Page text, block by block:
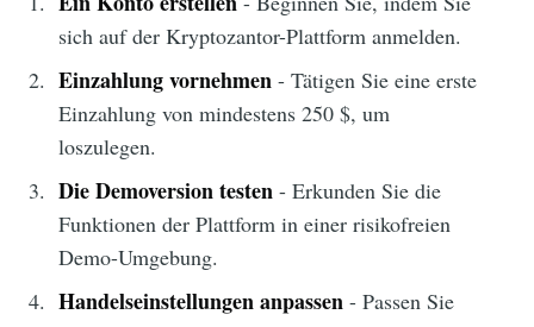
sich auf der Kryptozantor-Plattform anmelden.
Einzahlung vornehmen- Tätigen Sie eine erste
Einzahlung von mindestens 250 $, um
loszulegen.
Die Demoversion testen- Erkunden Sie die
Funktionen der Plattform in einer risikofreien
Demo-Umgebung.
Handelseinstellungen anpassen- Passen Sie